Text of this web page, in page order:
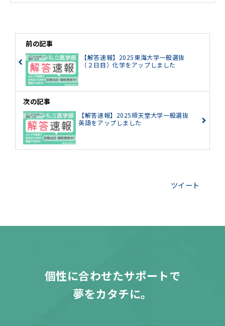
前の記事
【解答速報】2025東海大学一般選抜
（２日目）化学をアップしました
次の記事
【解答速報】2025順天堂大学一般選抜
英語をアップしました
ツイート
個性に合わせたサポートで
夢をカタチに。